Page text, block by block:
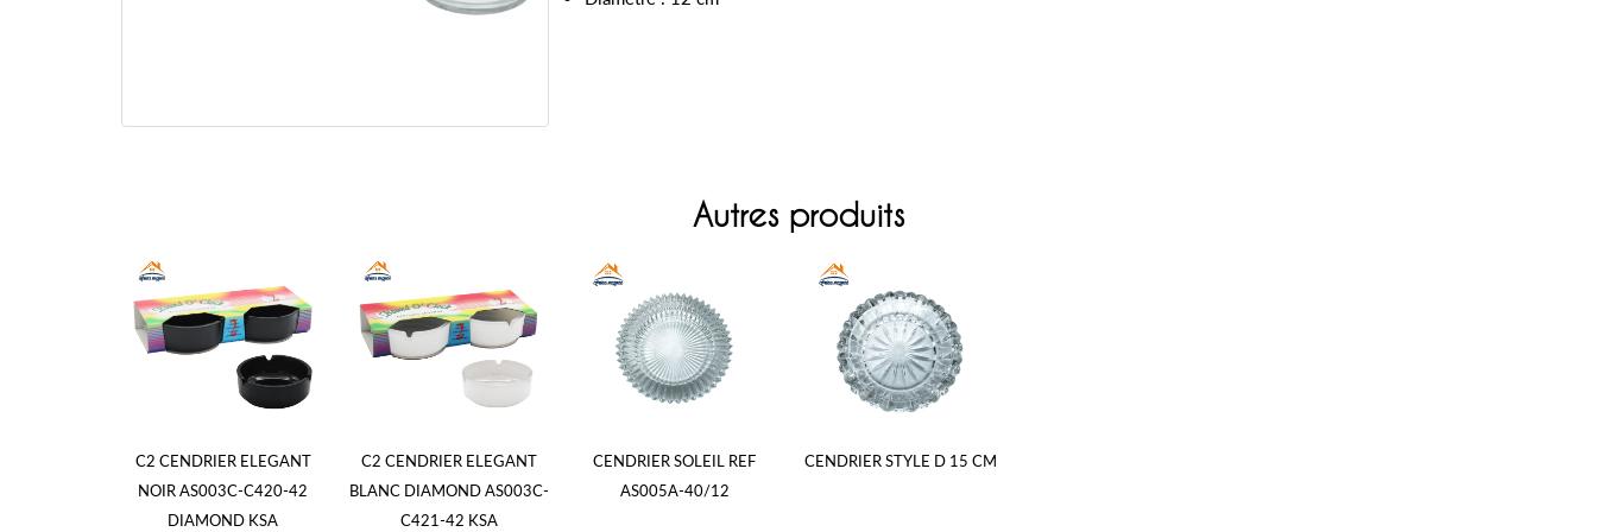
Autres produits
C2 CENDRIER ELEGANT
NOIR AS003C-C420-42
DIAMOND KSA
C2 CENDRIER ELEGANT
BLANC DIAMOND AS003C-
C421-42 KSA
CENDRIER SOLEIL REF
AS005A-40/12
CENDRIER STYLE D 15 CM